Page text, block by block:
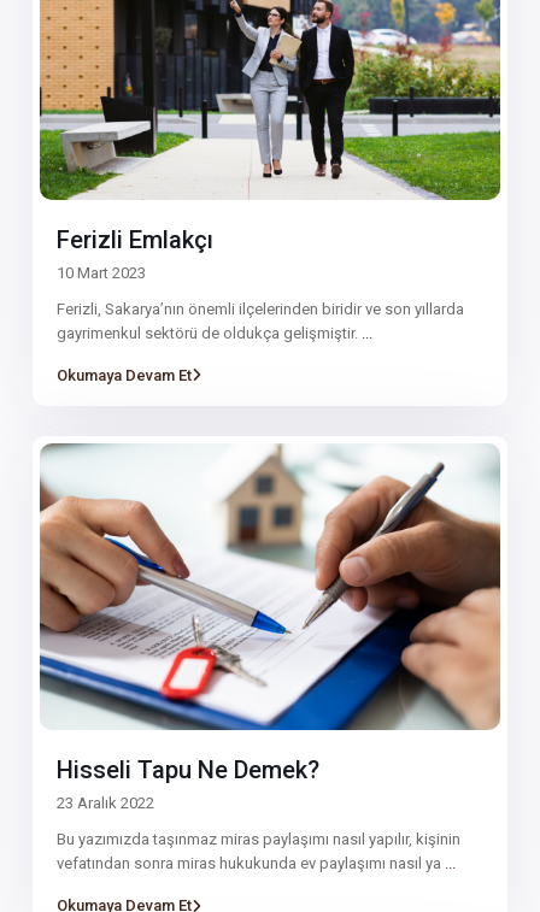
Ferizli Emlakçı
10 Mart 2023
Ferizli, Sakarya’nın önemli ilçelerinden biridir ve son yıllarda
gayrimenkul sektörü de oldukça gelişmiştir.
Okumaya Devam Et
Hisseli Tapu Ne Demek?
23 Aralık 2022
Bu yazımızda taşınmaz miras paylaşımı nasıl yapılır, kişinin
vefatından sonra miras hukukunda ev paylaşımı nasıl ya ...
Okumaya Devam Et